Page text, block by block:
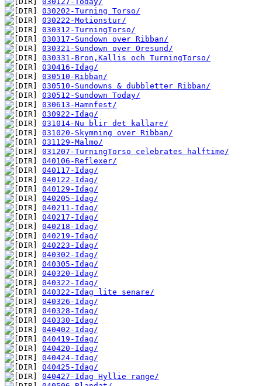
030202-Turning Torso/
030222-Motionstur/
030312-TurningTorso/
030317-Sundown over Ribban/
030321-Sundown over Oresund/
030331-Bron,Kallis och TurningTorso/
030416-Idag/
030510-Ribban/
030510-Sundowns & dubbletter Ribban/
030512-Sundown Today/
030613-Hamnfest/
030922-Idag/
031014-Nu blir det kallare/
031020-Skymning over Ribban/
031129-Malmo/
031207-TurningTorso celebrates halftime/
040106-Reflexer/
040117-Idag/
040122-Idag/
040129-Idag/
040205-Idag/
040211-Idag/
040217-Idag/
040218-Idag/
040219-Idag/
040223-Idag/
040302-Idag/
040305-Idag/
040320-Idag/
040322-Idag/
040322-Idag lite senare/
040326-Idag/
040328-Idag/
040330-Idag/
040402-Idag/
040419-Idag/
040420-Idag/
040424-Idag/
040425-Idag/
040427-Idag Hyllie range/